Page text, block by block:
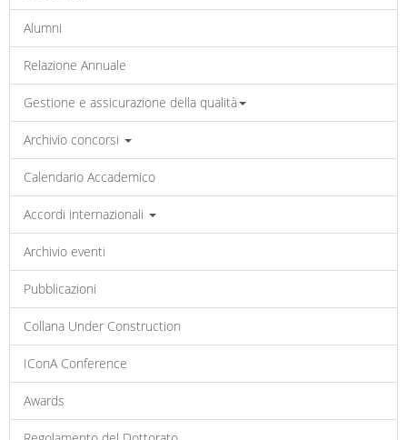
Alumni
Relazione Annuale
Gestione e assicurazione della qualità
Archivio concorsi
Calendario Accademico
Accordi internazionali
Archivio eventi
Pubblicazioni
Collana Under Construction
IConA Conference
Awards